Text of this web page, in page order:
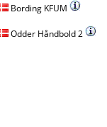
Bording KFUM
Odder Håndbold 2